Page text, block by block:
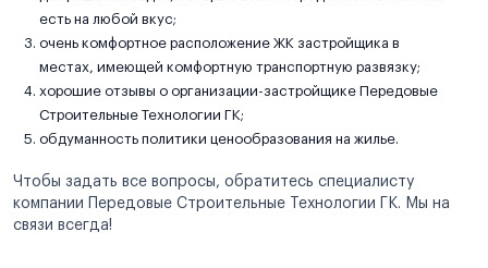
есть на любой вкус;
очень комфортное расположение ЖК застройщика в
местах, имеющей комфортную транспортную развязку;
хорошие отзывы о организации-застройщике Передовые
Строительные Технологии ГК;
обдуманность политики ценообразования на жилье.
Чтобы задать все вопросы, обратитесь специалисту
компании Передовые Строительные Технологии ГК. Мы на
связи всегда!